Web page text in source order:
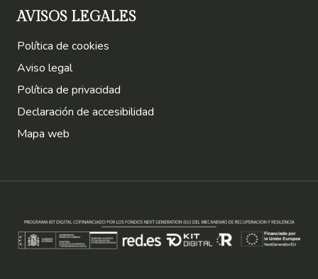
AVISOS LEGALES
Política de cookies
Aviso legal
Política de privacidad
Declaración de accesibilidad
Mapa web